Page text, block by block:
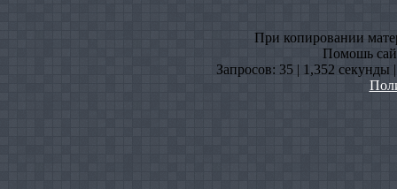
При копировании
Помошь
Запросов: 35 | 1,352 секунды